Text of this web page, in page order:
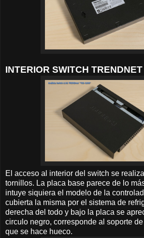
INTERIOR SWITCH
El acceso al interior del switch se
tornillos. La placa base parece de lo
intuye siquiera el modelo de la
cubierta la misma por el sistema de
derecha del todo y bajo la placa se
circulo negro, corresponde al soporte
que se hace hueco.